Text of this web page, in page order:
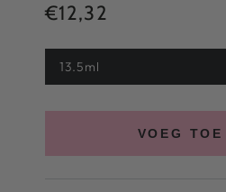
Normale
€12,32
13.5ml
VOEG